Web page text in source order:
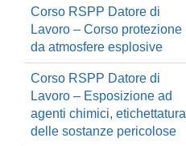
Corso RSPP Datore di
Lavoro – Corso protezione
da atmosfere esplosive
Corso RSPP Datore di
Lavoro – Esposizione ad
agenti chimici, etichettatura
delle sostanze pericolose